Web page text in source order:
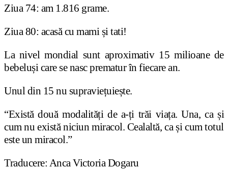
Ziua 74: am 1.816 grame.
Ziua 80: acasă cu mami și tati!
La nivel mondial sunt aproximativ 15 milioane de
bebeluși care se nasc prematur în fiecare an.
Unul din 15 nu supraviețuiește.
“Există două modalități de a-ți trăi viața. Una, ca și
cum nu există niciun miracol. Cealaltă, ca și cum totul
este un miracol.”
Traducere: Anca Victoria Dogaru